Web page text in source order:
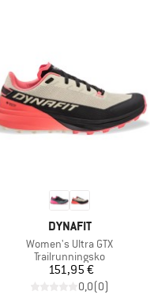
MÆRKE
DYNAFIT
Artikel
Women's Ultra GTX
Produktgruppe
Trailrunningsko
Pris
151,95 €
0,0(0)